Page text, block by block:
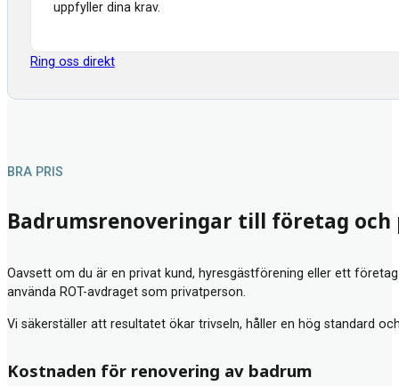
uppfyller dina krav.
Ring oss direkt
Badrumsrenoveringar till företag
Oavsett om du är en privat kund, hyresgästförening eller ett
använda ROT-avdraget som privatperson.
Vi säkerställer att resultatet ökar trivseln, håller en hög standard
BRA PRIS
Kostnaden för renovering av badrum